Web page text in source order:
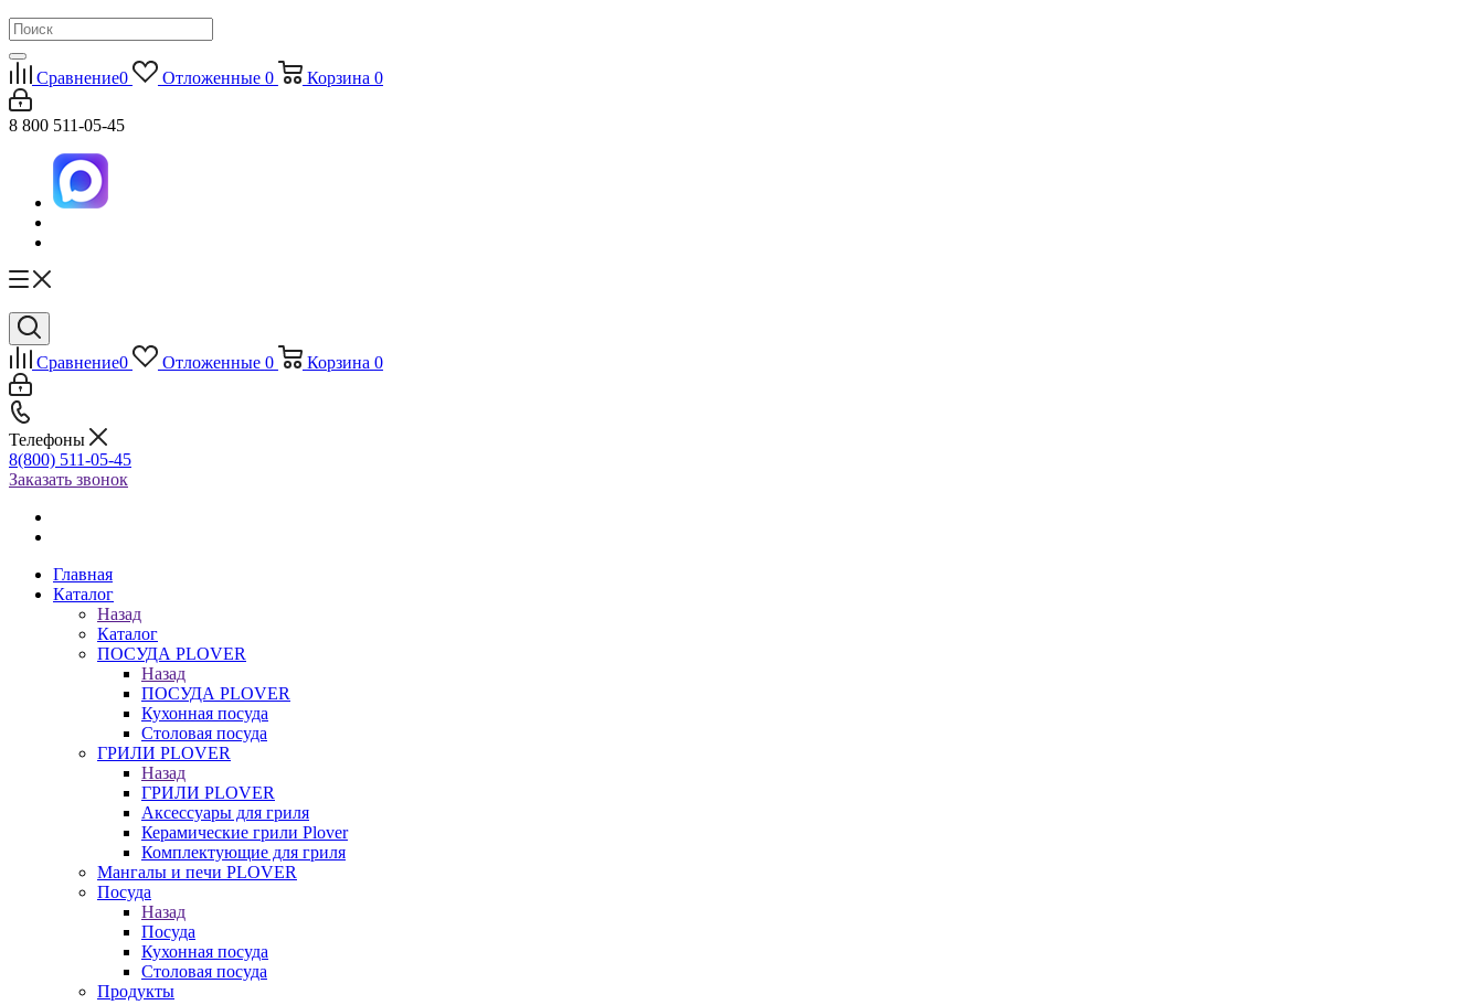
Сравнение0 Отложенные 0 Корзина 0
8 800 511-05-45
Сравнение0 Отложенные 0 Корзина 0
Телефоны
8(800) 511-05-45
Заказать звонок
Главная
Каталог
Назад
Каталог
ПОСУДА PLOVER
Назад
ПОСУДА PLOVER
Кухонная посуда
Столовая посуда
ГРИЛИ PLOVER
Назад
ГРИЛИ PLOVER
Аксессуары для гриля
Керамические грили Plover
Комплектующие для гриля
Мангалы и печи PLOVER
Посуда
Назад
Посуда
Кухонная посуда
Столовая посуда
Продукты